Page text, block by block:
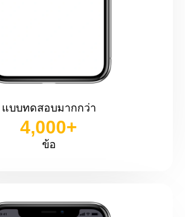
แบบทดสอบมากกว่า
ข้อ
4,000+